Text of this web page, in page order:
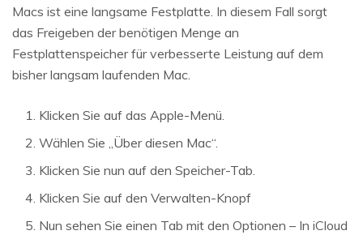
Macs ist eine langsame Festplatte. In diesem Fall sorgt
das Freigeben der benötigen Menge an
Festplattenspeicher für verbesserte Leistung auf dem
bisher langsam laufenden Mac.
Klicken Sie auf das Apple-Menü.
Wählen Sie „Über diesen Mac“.
Klicken Sie nun auf den Speicher-Tab.
Klicken Sie auf den Verwalten-Knopf
Nun sehen Sie einen Tab mit den Optionen – In iCloud